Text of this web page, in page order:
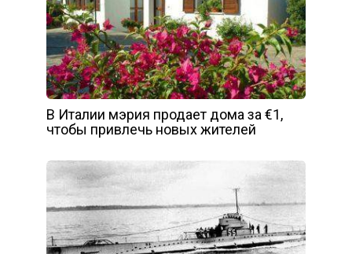
В Италии мэрия продает дома за €1,
чтобы привлечь новых жителей